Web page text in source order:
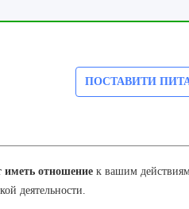
ПОСТАВИТИ
иметь отношение к вашим
деятельности.